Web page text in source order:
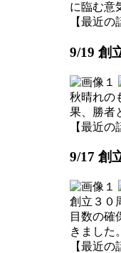
に臨む意
【最近の
9/19 創
秋晴れの
果、勝者
【最近の
9/17 創
創立３０
目数の確
きました。
【最近の